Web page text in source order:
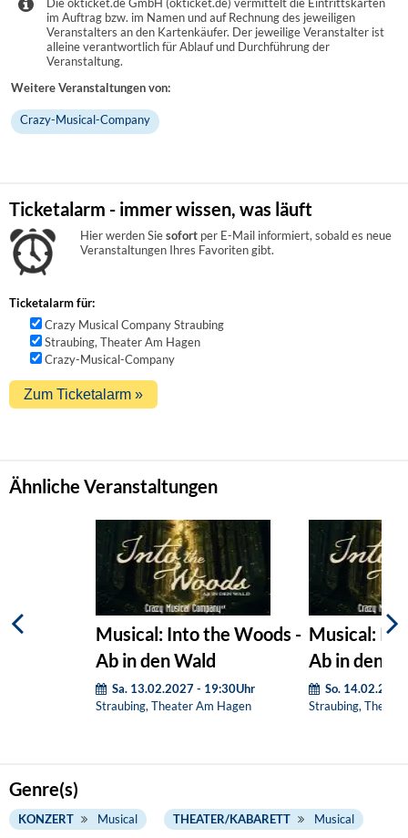
im Auftrag bzw. im Namen und auf Rechnung des jeweiligen
Veranstalters an den Kartenkäufer. Der jeweilige Veranstalter ist
alleine verantwortlich für Ablauf und Durchführung der
Veranstaltung.
Weitere Veranstaltungen von:
Crazy-Musical-Company
Ticketalarm - immer wissen, was läuft
Hier werden Siesofort per E-Mail informiert, sobald es neue
Veranstaltungen Ihres Favoriten gibt.
Ticketalarm für:
Crazy Musical Company Straubing
Straubing, Theater Am Hagen
Crazy-Musical-Company
Ähnliche Veranstaltungen
Musical: Into the Woods -
Ab in den Wald
Sa. 13.02.2027 - 19:30Uhr
Straubing, Theater Am Hagen
Musical:
Ab in den
So.
Straubing,
Genre(s)
KONZERT Musical THEATER/KABARETT Musical